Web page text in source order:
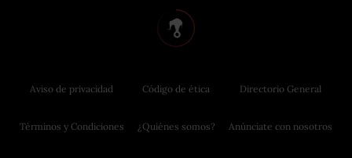
Aviso de privacidad
Términos y Condiciones
Código de ética
¿Quiénes somos?
Directorio General
Anúnciate con nosotros